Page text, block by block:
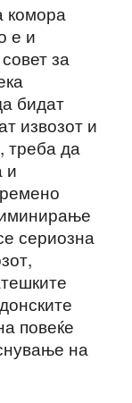
комора
е и
за
бидат
извозот и
треба да
и
сериозна
повеќе
на